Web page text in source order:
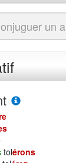
tolérons